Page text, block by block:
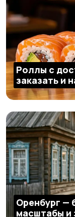
Роллы с
заказать и
Оренбург —
масштабы и